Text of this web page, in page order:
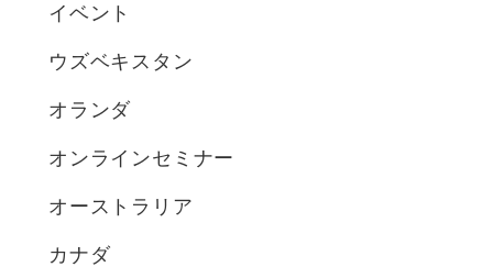
イベント
ウズベキスタン
オランダ
オンラインセミナー
オーストラリア
カナダ